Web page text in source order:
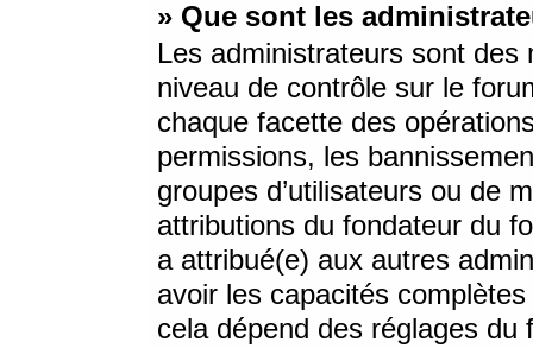
» Que sont les
Les administrateurs sont
niveau de contrôle sur le
chaque facette des
permissions, les
groupes d’utilisateurs ou de
attributions du fondateur du
a attribué(e) aux autres
avoir les capacités
cela dépend des réglages du